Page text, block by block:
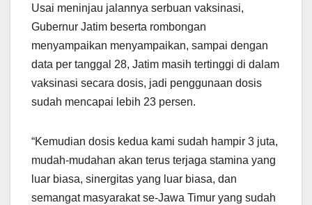
Usai meninjau jalannya serbuan vaksinasi,
Gubernur Jatim beserta rombongan
menyampaikan menyampaikan, sampai dengan
data per tanggal 28, Jatim masih tertinggi di dalam
vaksinasi secara dosis, jadi penggunaan dosis
sudah mencapai lebih 23 persen.
“Kemudian dosis kedua kami sudah hampir 3 juta,
mudah-mudahan akan terus terjaga stamina yang
luar biasa, sinergitas yang luar biasa, dan
semangat masyarakat se-Jawa Timur yang sudah